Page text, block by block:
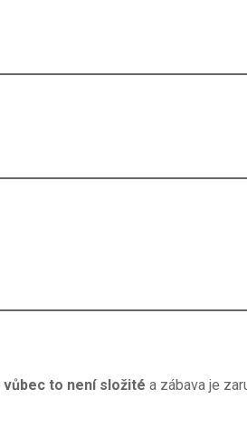
vůbec to není složité a zábava je